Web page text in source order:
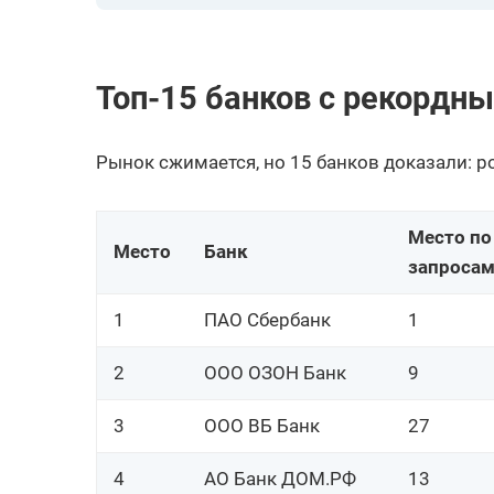
21
АКБ ФОРА-БАНК (АО)
АО Яндекс Банк
24
(ООО)
Банк (АО)
ТКБ БАНК ПАО
Топ-15 банков с
Рынок сжимается, но 15 банков доказали:
Место Банк
Место по
запросам
1 ПАО Сбербанк 1
2 ООО ОЗОН Банк 9
3 ООО ВБ Банк 27
4 АО Банк ДОМ.РФ 13